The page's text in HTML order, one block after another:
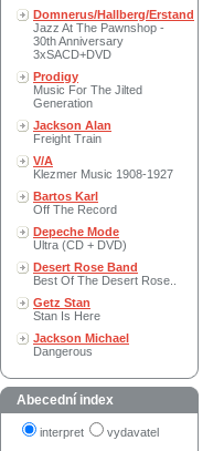
Domnerus/Hallberg/Erstand
Jazz At The Pawnshop -
30th Anniversary
3xSACD+DVD
Prodigy
Music For The Jilted
Generation
Jackson Alan
Freight Train
V/A
Klezmer Music 1908-1927
Bartos Karl
Off The Record
Depeche Mode
Ultra (CD + DVD)
Desert Rose Band
Best Of The Desert Rose..
Getz Stan
Stan Is Here
Jackson Michael
Dangerous
Abecední index
interpret vydavatel